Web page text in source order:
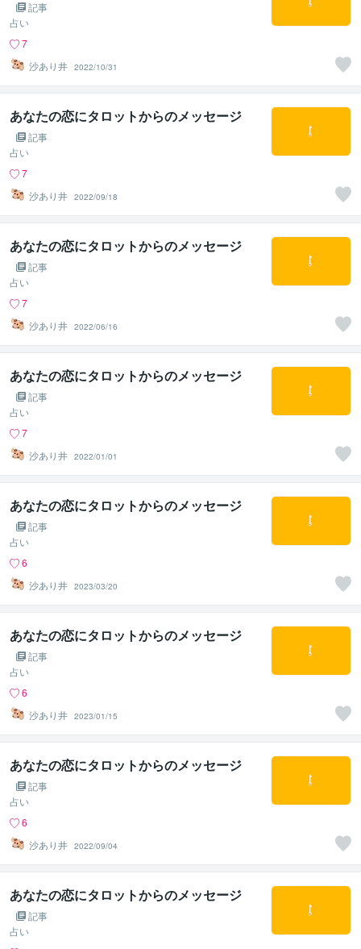
記事
占い
7
沙あり井 2022/10/31
あなたの恋にタロットからのメッセージ
記事
占い
7
沙あり井 2022/09/18
あなたの恋にタロットからのメッセージ
記事
占い
7
沙あり井 2022/06/16
あなたの恋にタロットからのメッセージ
記事
占い
7
沙あり井 2022/01/01
あなたの恋にタロットからのメッセージ
記事
占い
6
沙あり井 2023/03/20
あなたの恋にタロットからのメッセージ
記事
占い
6
沙あり井 2023/01/15
あなたの恋にタロットからのメッセージ
記事
占い
6
沙あり井 2022/09/04
あなたの恋にタロットからのメッセージ
記事
占い